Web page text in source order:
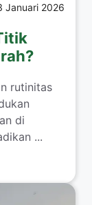
Januari 2026
rutinitas
di
...